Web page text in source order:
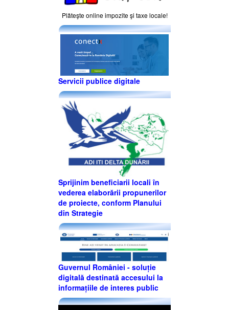
Plăteşte online impozite şi taxe locale!
Servicii publice digitale
Sprijinim beneficiarii locali în
vederea elaborării propunerilor
de proiecte, conform Planului
din Strategie
Guvernul României - soluție
digitală destinată accesului la
informațiile de interes public